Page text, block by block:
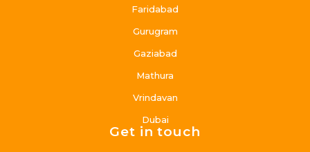
Faridabad
Gurugram
Gaziabad
Mathura
Vrindavan
Dubai
Get in touch